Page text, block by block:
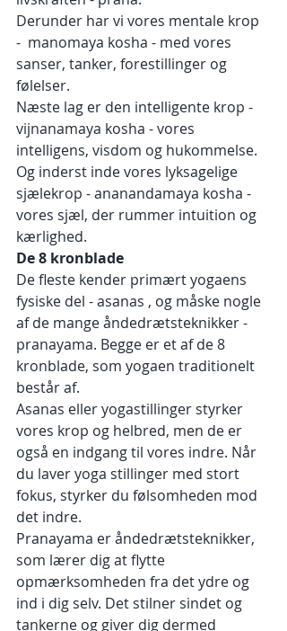
Derunder har vi vores mentale krop
-  manomaya kosha - med vores
sanser, tanker, forestillinger og
følelser.
Næste lag er den intelligente krop -
vijnanamaya kosha - vores
intelligens, visdom og hukommelse.
Og inderst inde vores lyksagelige
sjælekrop - ananandamaya kosha -
vores sjæl, der rummer intuition og
kærlighed.
De 8 kronblade
De fleste kender primært yogaens
fysiske del - asanas , og måske nogle
af de mange åndedrætsteknikker -
pranayama. Begge er et af de 8
kronblade, som yogaen traditionelt
består af.
Asanas eller yogastillinger styrker
vores krop og helbred, men de er
også en indgang til vores indre. Når
du laver yoga stillinger med stort
fokus, styrker du følsomheden mod
det indre.
Pranayama er åndedrætsteknikker,
som lærer dig at flytte
opmærksomheden fra det ydre og
ind i dig selv. Det stilner sindet og
tankerne og giver dig dermed